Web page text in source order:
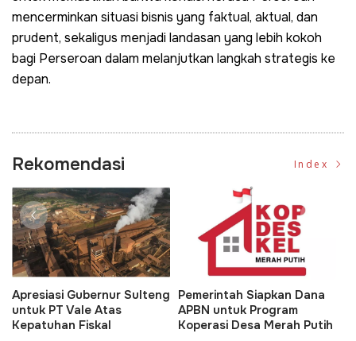
mencerminkan situasi bisnis yang faktual, aktual, dan
prudent, sekaligus menjadi landasan yang lebih kokoh
bagi Perseroan dalam melanjutkan langkah strategis ke
depan.
Rekomendasi Index
Apresiasi Gubernur Sulteng
untuk PT Vale Atas
Kepatuhan Fiskal
Pemerintah Siapkan Dana
APBN untuk Program
Koperasi Desa Merah Putih